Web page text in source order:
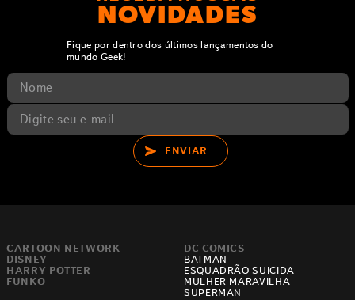
NOVIDADES
Fique por dentro dos últimos lançamentos do
mundo Geek!
ENVIAR
CARTOON NETWORK
DISNEY
HARRY POTTER
FUNKO
DC COMICS
BATMAN
ESQUADRÃO SUICIDA
MULHER MARAVILHA
SUPERMAN